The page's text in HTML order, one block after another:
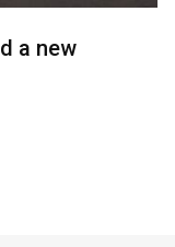
a new